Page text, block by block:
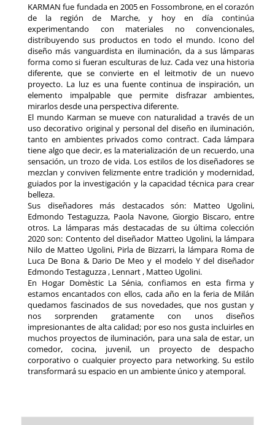
KARMAN fue fundada en 2005 en Fossombrone, en el corazón
de la región de Marche, y hoy en día continúa
experimentando con materiales no convencionales,
distribuyendo sus productos en todo el mundo. Icono del
diseño más vanguardista en iluminación, da a sus lámparas
forma como si fueran esculturas de luz. Cada vez una historia
diferente, que se convierte en el leitmotiv de un nuevo
proyecto. La luz es una fuente continua de inspiración, un
elemento impalpable que permite disfrazar ambientes,
mirarlos desde una perspectiva diferente.
El mundo Karman se mueve con naturalidad a través de un
uso decorativo original y personal del diseño en iluminación,
tanto en ambientes privados como contract. Cada lámpara
tiene algo que decir, es la materialización de un recuerdo, una
sensación, un trozo de vida. Los estilos de los diseñadores se
mezclan y conviven felizmente entre tradición y modernidad,
guiados por la investigación y la capacidad técnica para crear
belleza.
Sus diseñadores más destacados són: Matteo Ugolini,
Edmondo Testaguzza, Paola Navone, Giorgio Biscaro, entre
otros. La lámparas más destacadas de su última colección
2020 son: Contento del diseñador Matteo Ugolini, la lámpara
Nilo de Matteo Ugolini, Pirla de Bizzarri, la lámpara Roma de
Luca De Bona & Dario De Meo y el modelo Y del diseñador
Edmondo Testaguzza , Lennart , Matteo Ugolini.
En Hogar Domèstic La Sénia, confiamos en esta firma y
estamos encantados con ellos, cada año en la feria de Milán
quedamos fascinados de sus novedades, que nos gustan y
nos sorprenden gratamente con unos diseños
impresionantes de alta calidad; por eso nos gusta incluirles en
muchos proyectos de iluminación, para una sala de estar, un
comedor, cocina, juvenil, un proyecto de despacho
corporativo o cualquier proyecto para networking. Su estilo
transformará su espacio en un ambiente único y atemporal.